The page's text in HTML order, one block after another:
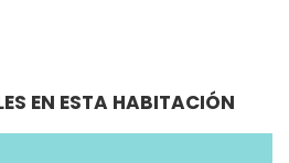
EN ESTA HABITACIÓN